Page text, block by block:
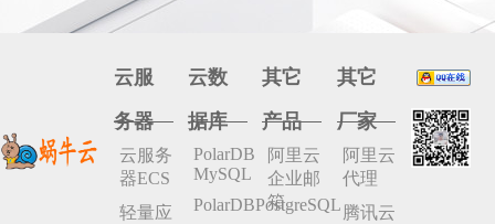
云服
务器
云服务
器ECS
轻量应
云数
据库
PolarDB
MySQL
PolarDBPostgreSQL
其它
产品
阿里云
企业邮
箱
其它
厂家
阿里云
代理
腾讯云